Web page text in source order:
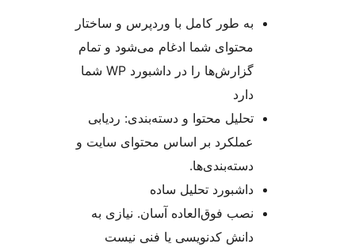
به طور کامل با وردپرس و ساختار
محتوای شما ادغام می‌شود و تمام
گزارش‌ها را در داشبورد WP شما
تحلیل محتوا و دسته‌بندی: ردیابی
عملکرد بر اساس محتوای سایت و
داشبورد تحلیل ساده
نصب فوق‌العاده آسان. نیازی به
دانش کدنویسی یا فنی نیست